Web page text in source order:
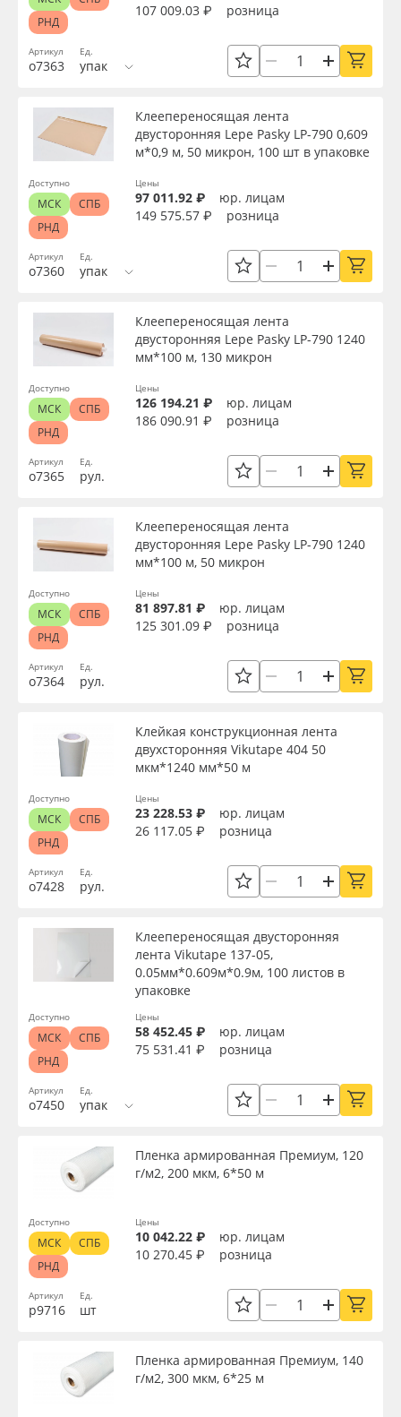
Артикул
о7363
Ед.
упак
107 009.03 ₽
розница
РНД
Артикул
о7360
Клеепереносящая лента
двусторонняя Lepe Pasky LP-790 0,609
м*0,9 м, 50 микрон, 100 шт в упаковке
Ед.
упак
Цены
97 011.92 ₽
юр. лицам
149 575.57 ₽
розница
Доступно
МСК
СПБ
РНД
Артикул
о7365
Клеепереносящая лента
двусторонняя Lepe Pasky LP-790 1240
мм*100 м, 130 микрон
Ед.
рул.
Цены
126 194.21 ₽
юр. лицам
186 090.91 ₽
розница
Доступно
МСК
СПБ
РНД
Артикул
о7364
Клеепереносящая лента
двусторонняя Lepe Pasky LP-790 1240
мм*100 м, 50 микрон
Ед.
рул.
Цены
81 897.81 ₽
юр. лицам
125 301.09 ₽
розница
Доступно
МСК
СПБ
РНД
Артикул
о7428
Клейкая конструкционная лента
двухсторонняя Vikutape 404 50
мкм*1240 мм*50 м
Ед.
рул.
Цены
23 228.53 ₽
юр. лицам
26 117.05 ₽
розница
Доступно
МСК
СПБ
РНД
Артикул
о7450
Клеепереносящая двусторонняя
лента Vikutape 137-05,
0.05мм*0.609м*0.9м, 100 листов в
упаковке
Ед.
упак
Цены
58 452.45 ₽
юр. лицам
75 531.41 ₽
розница
Доступно
МСК
СПБ
РНД
Артикул
р9716
Пленка армированная Премиум, 120
г/м2, 200 мкм, 6*50 м
Ед.
шт
Цены
10 042.22 ₽
юр. лицам
10 270.45 ₽
розница
Доступно
МСК
СПБ
РНД
Пленка армированная Премиум, 140
г/м2, 300 мкм, 6*25 м